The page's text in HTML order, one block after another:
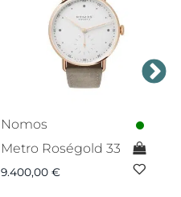
Nomos
Metro Roségold 33
9.400,00 €